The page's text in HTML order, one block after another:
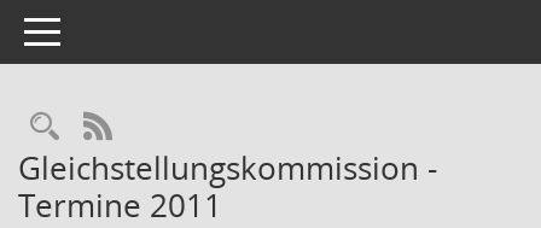
Toggle navigation
Rechercheauswahl
RSS-Feed
Gleichstellungskommission -
Termine 2011